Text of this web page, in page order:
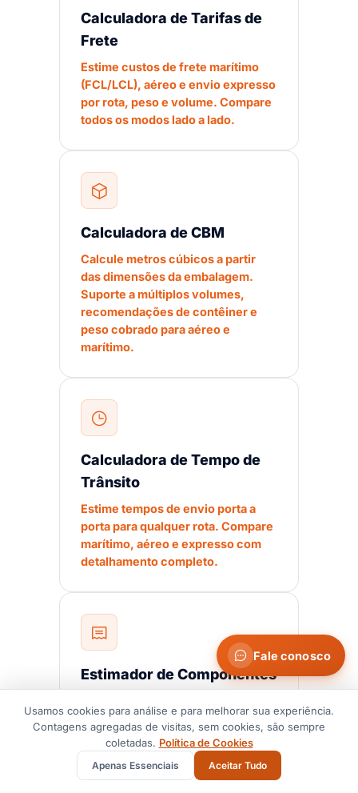
Calculadora de Tarifas de
Frete
Estime custos de frete marítimo
(FCL/LCL), aéreo e envio expresso
por rota, peso e volume. Compare
todos os modos lado a lado.
Calculadora de CBM
Calcule metros cúbicos a partir
das dimensões da embalagem.
Suporte a múltiplos volumes,
recomendações de contêiner e
peso cobrado para aéreo e
marítimo.
Calculadora de Tempo de
Trânsito
Estime tempos de envio porta a
porta para qualquer rota. Compare
marítimo, aéreo e expresso com
detalhamento completo.
Estimador de Componentes
Estime componentes tarifários
auditados do HTS dos EUA para um
registro de produto selecionado.
Outros destinos e linhas de
Fale conosco
Usamos cookies para análise e para melhorar sua experiência.
Contagens agregadas de visitas, sem cookies, são sempre
coletadas. Política de Cookies
Apenas Essenciais Aceitar Tudo